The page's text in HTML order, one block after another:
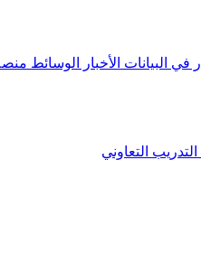
في البيانات الأخبار الوسائط
التدريب التعاوني